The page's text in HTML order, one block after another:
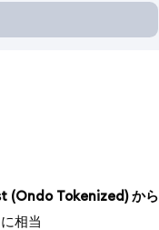
(Ondo Tokenized) から
相当